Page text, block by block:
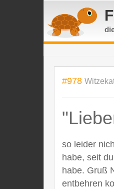
#978
so leider
habe, seit
habe. Gruß
entbehren